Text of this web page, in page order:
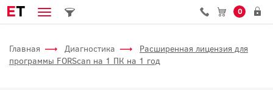
ET 0
Главная Диагностика
Расширенная лицензия для
программы FORScan на 1 ПК на 1 год